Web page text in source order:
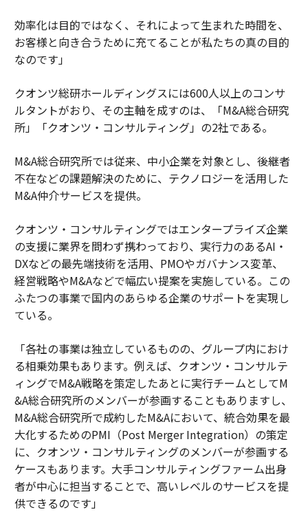
効率化は目的ではなく、それによって生まれた時間を、
お客様と向き合うために充てることが私たちの真の目的
なのです」
クオンツ総研ホールディングスには600人以上のコンサ
ルタントがおり、その主軸を成すのは、「M&A総合研究
所」「クオンツ・コンサルティング」の2社である。
M&A総合研究所では従来、中小企業を対象とし、後継者
不在などの課題解決のために、テクノロジーを活用した
M&A仲介サービスを提供。
クオンツ・コンサルティングではエンタープライズ企業
の支援に業界を問わず携わっており、実行力のあるAI・
DXなどの最先端技術を活用、PMOやガバナンス変革、
経営戦略やM&Aなどで幅広い提案を実施している。この
ふたつの事業で国内のあらゆる企業のサポートを実現し
ている。
「各社の事業は独立しているものの、グループ内におけ
る相乗効果もあります。例えば、クオンツ・コンサルテ
ィングでM&A戦略を策定したあとに実行チームとしてM
&A総合研究所のメンバーが参画することもありますし、
M&A総合研究所で成約したM&Aにおいて、統合効果を最
大化するためのPMI（Post Merger Integration）の策定
に、クオンツ・コンサルティングのメンバーが参画する
ケースもあります。大手コンサルティングファーム出身
者が中心に担当することで、高いレベルのサービスを提
供できるのです」